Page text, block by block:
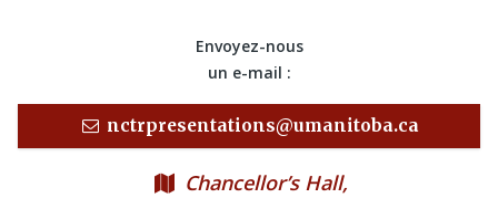
Envoyez-nous
un e-mail :
nctrpresentations@umanitoba.ca
Chancellor’s Hall,